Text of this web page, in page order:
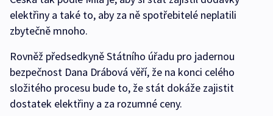
elektřiny a také to, aby za ně spotřebitelé neplatili
zbytečně mnoho.
Rovněž předsedkyně Státního úřadu pro jadernou
bezpečnost Dana Drábová věří, že na konci celého
složitého procesu bude to, že stát dokáže zajistit
dostatek elektřiny a za rozumné ceny.